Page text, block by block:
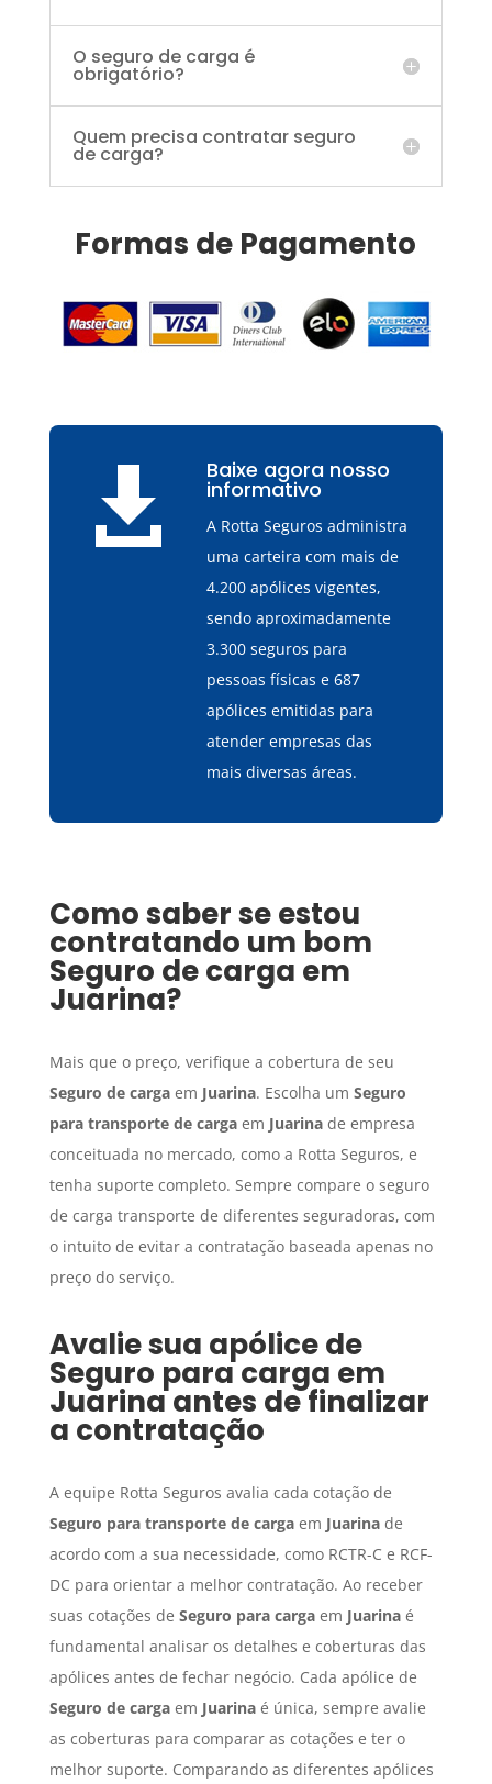
O seguro de carga é
obrigatório?
Quem precisa contratar seguro
de carga?
Formas de Pagamento
 Baixe agora nosso
informativo
A Rotta Seguros administra
uma carteira com mais de
4.200 apólices vigentes,
sendo aproximadamente
3.300 seguros para
pessoas físicas e 687
apólices emitidas para
atender empresas das
mais diversas áreas.
Como saber se estou
contratando um bom
Seguro de carga em
Juarina?
Mais que o preço, verifique a cobertura de seu
Seguro de cargaem Juarina. Escolha um Seguro
para transporte de cargaem Juarinade empresa
conceituada no mercado, como a Rotta Seguros, e
tenha suporte completo. Sempre compare o seguro
de carga transporte de diferentes seguradoras, com
o intuito de evitar a contratação baseada apenas no
preço do serviço.
Avalie sua apólice de
Seguro para carga em
Juarinaantes de finalizar
a contratação
A equipe Rotta Seguros avalia cada cotação de
Seguro para transporte de cargaem Juarinade
acordo com a sua necessidade, como RCTR-C e RCF-
DC para orientar a melhor contratação. Ao receber
suas cotações de Seguro para cargaem Juarinaé
fundamental analisar os detalhes e coberturas das
apólices antes de fechar negócio. Cada apólice de
Seguro de cargaem Juarinaé única, sempre avalie
as coberturas para comparar as cotações e ter o
melhor suporte. Comparando as diferentes apólices